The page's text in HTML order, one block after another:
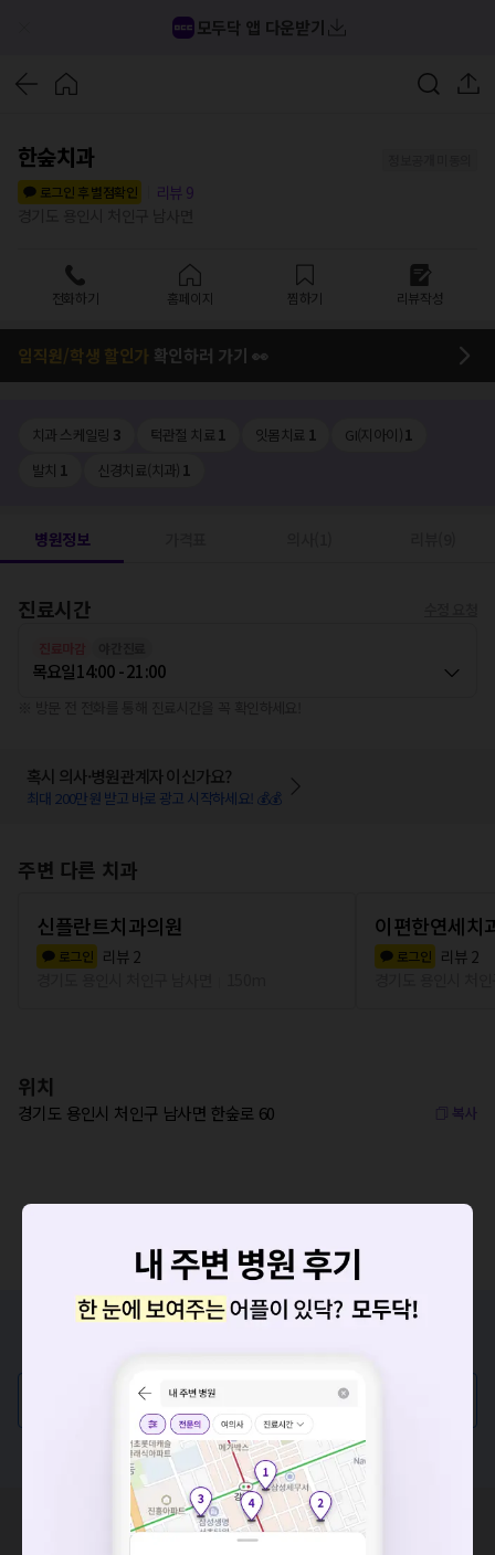
모두닥 앱 다운받기
한숲치과
로그인 후 별점확인
리뷰 9
전화하기 홈페이지 찜하기 리뷰작성
임직원/학생 할인가 확인하러 가기 👀
치과 스케일링 3 턱관절 치료 1 잇몸치료 1 GI(지아이)1
발치 1 신경치료(치과) 1
병원정보
진료시간
목요일14:00 - 21:00
혹시 의사·병원관계자 이신가요?
최대 200만원 받고 바로 광고 시작하세요! 💰💰
주변 다른 치과
신플란트치과의원
로그인 리뷰 2
이편한연세치
로그인 리뷰 2
위치
경기도 용인시 처인구 남사면 한숲로 60 복사
💬 무엇이든 물어보세요
혹은, 의료상담 서비스에 다양한 게시글 보러가기
혹시 잘못된 병원정보가 있나요?
모두닥 팀에 알려주세요!
요청하신 작업을 처리하지 못했습니다.
네트워크 또는 서버의 일시적인 오류로, 잠시 후 다시 시도해주
세요. 지속적으로 문제가 발생할 경우 모두닥 채널톡으로 문의